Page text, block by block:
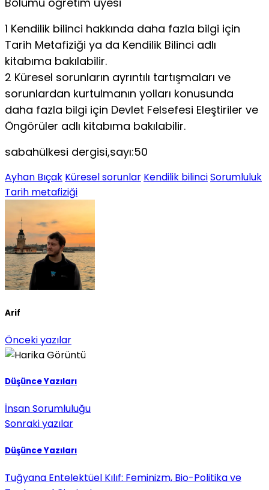
1 Kendilik bilinci hakkında daha fazla bilgi için
Tarih Metafiziği ya da Kendilik Bilinci adlı
kitabıma bakılabilir.
2 Küresel sorunların ayrıntılı tartışmaları ve
sorunlardan kurtulmanın yolları konusunda
daha fazla bilgi için Devlet Felsefesi Eleştiriler ve
Öngörüler adlı kitabıma bakılabilir.
sabahülkesi dergisi,sayı:50
Ayhan Bıçak Küresel sorunlar Kendilik bilinciSorumluluk
Tarih metafiziği
Arif
Önceki yazılar
Düşünce Yazıları
İnsan Sorumluluğu
Sonraki yazılar
Düşünce Yazıları
Tuğyana Entelektüel Kılıf: Feminizm, Bio-Politika ve